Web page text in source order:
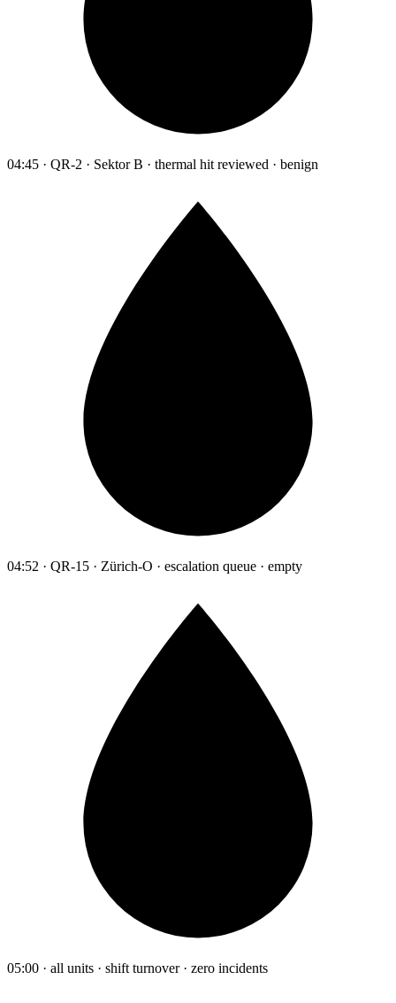
04:45 · QR-2 · Sektor B · thermal hit reviewed · benign
04:52 · QR-15 · Zürich-O · escalation queue · empty
05:00 · all units · shift turnover · zero incidents